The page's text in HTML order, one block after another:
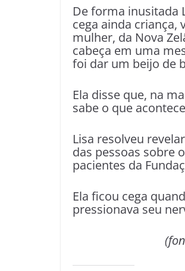
De forma inusitada
cega ainda criança,
mulher, da Nova
cabeça em uma
foi dar um beijo de
Ela disse que, na
sabe o que
Lisa resolveu
das pessoas sobre
pacientes da
Ela ficou cega
pressionava seu